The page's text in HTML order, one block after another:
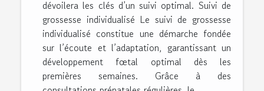
dévoilera les clés d’un suivi optimal. Suivi de
grossesse individualisé Le suivi de grossesse
individualisé constitue une démarche fondée
sur l’écoute et l’adaptation, garantissant un
développement fœtal optimal dès les
premières semaines. Grâce à des